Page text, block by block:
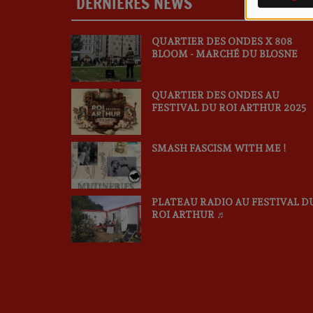
QUARTIER DES ONDES X 808
BLOOM - MARCHÉ DU BLOSNE
QUARTIER DES ONDES AU
FESTIVAL DU ROI ARTHUR 2025
SMASH FASCISM WITH ME !
PLATEAU RADIO AU FESTIVAL
ROI ARTHUR ♬